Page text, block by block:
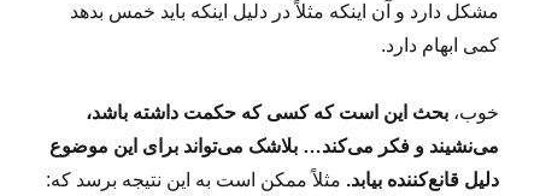
مشکل دارد و آن اینکه مثلاً در دلیل اینکه باید خمس بدهد
کمی ابهام دارد.
خوب،بحث این است که کسی که حکمت داشته باشد،
می‌نشیند و فکر می‌کند… بلاشک می‌تواند برای این موضوع
دلیل قانع‌کننده بیابد. مثلاً ممکن است به این نتیجه برسد که: